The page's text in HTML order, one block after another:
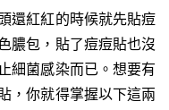
還紅紅的時候就先貼痘
膿包，貼了痘痘貼也沒
細菌感染而已。想要有
，你就得掌握以下這兩